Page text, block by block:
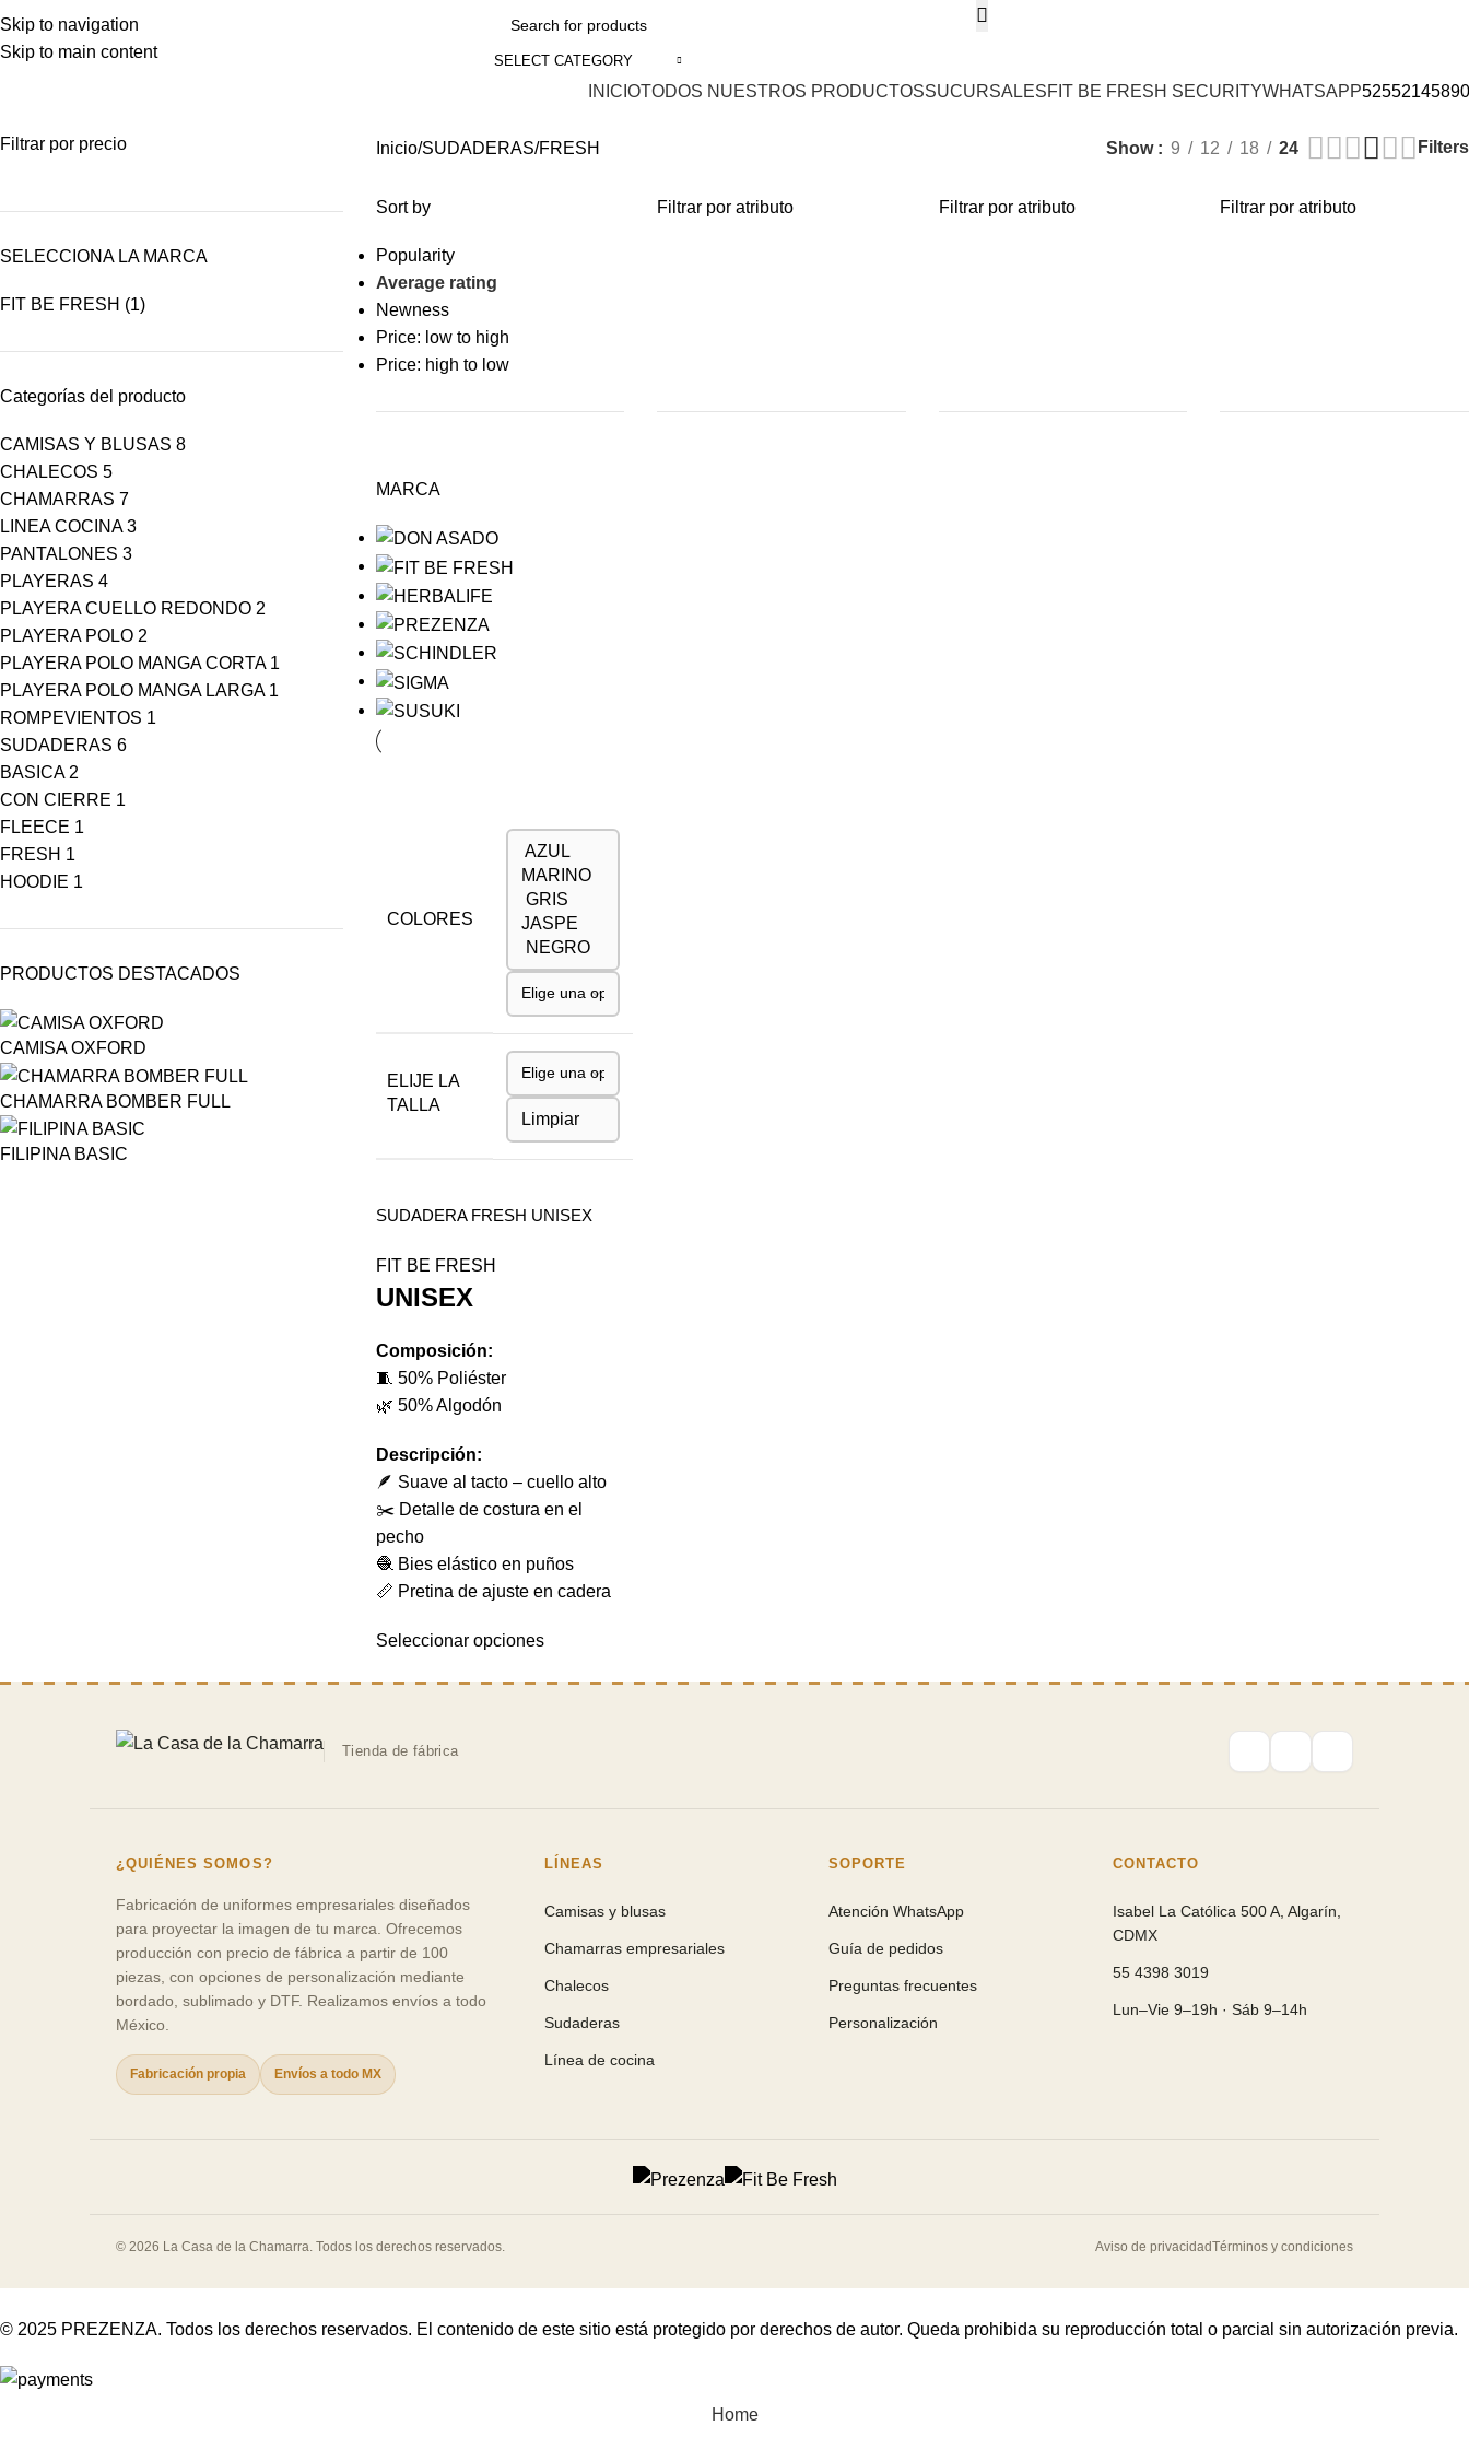
Skip to navigation
Skip to main content
SELECT CATEGORY
INICIOTODOS NUESTROS PRODUCTOSSUCURSALESFIT BE FRESH SECURITYWHATSAPP
Filtrar por precio
SELECCIONA LA MARCA
FIT BE FRESH (1)
Categorías del producto
CAMISAS Y BLUSAS 8
CHALECOS 5
CHAMARRAS 7
LINEA COCINA 3
PANTALONES 3
PLAYERAS 4
PLAYERA CUELLO REDONDO 2
PLAYERA POLO 2
PLAYERA POLO MANGA CORTA 1
PLAYERA POLO MANGA LARGA 1
ROMPEVIENTOS 1
SUDADERAS 6
BASICA 2
CON CIERRE 1
FLEECE 1
FRESH 1
HOODIE 1
PRODUCTOS DESTACADOS
CAMISA OXFORD
CHAMARRA BOMBER FULL
FILIPINA BASIC
Inicio SUDADERAS FRESH Show 9 12 18 24 Filters
Sort by
Popularity
Average rating
Newness
Price: low to high
Price: high to low
Filtrar por atributo Filtrar por atributo Filtrar por atributo
MARCA
COLORES
AZUL
MARINO
GRIS
JASPE
NEGRO
ELIJE LA
TALLA
Limpiar
SUDADERA FRESH UNISEX
FIT BE FRESH
UNISEX
Composición:
🧵 50% Poliéster
🌿 50% Algodón
Descripción:
🪶 Suave al tacto – cuello alto
✂️ Detalle de costura en el
pecho
🧶 Bies elástico en puños
📏 Pretina de ajuste en cadera
Seleccionar opciones
Tienda de fábrica
¿QUIÉNES SOMOS?
Fabricación de uniformes empresariales diseñados
para proyectar la imagen de tu marca. Ofrecemos
producción con precio de fábrica a partir de 100
piezas, con opciones de personalización mediante
bordado, sublimado y DTF. Realizamos envíos a todo
México.
Fabricación propia Envíos a todo MX
LÍNEAS
Camisas y blusas
Chamarras empresariales
Chalecos
Sudaderas
Línea de cocina
SOPORTE
Atención WhatsApp
Guía de pedidos
Preguntas frecuentes
Personalización
CONTACTO
Isabel La Católica 500 A, Algarín,
CDMX
55 4398 3019
Lun–Vie 9–19h · Sáb 9–14h
© 2026 La Casa de la Chamarra. Todos los derechos reservados. Aviso de privacidadTérminos y condiciones
© 2025 PREZENZA. Todos los derechos reservados. El contenido de este sitio está protegido por derechos de autor. Queda prohibida su reproducción total o parcial sin autorización previa.
Home